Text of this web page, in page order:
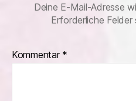
Deine E-Mail-Adresse
Erforderliche Felder
Kommentar *